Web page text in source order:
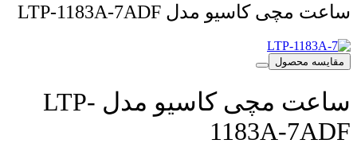
ساعت مچی کاسیو مدل LTP-1183A-7ADF
مقایسه محصول
ساعت مچی کاسیو مدل LTP-
1183A-7ADF